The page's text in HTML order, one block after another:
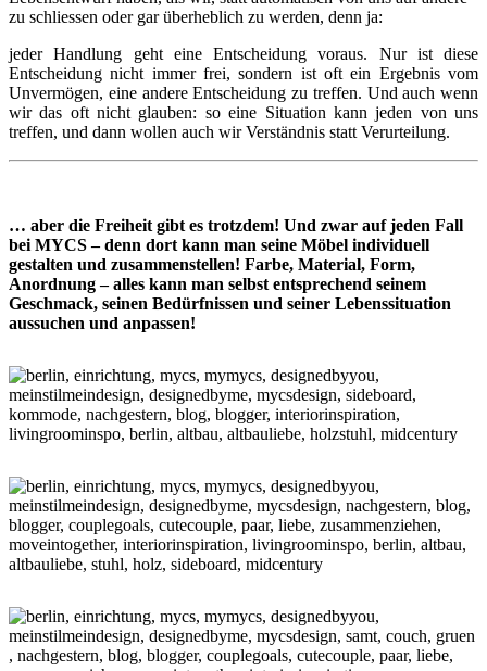
zu schliessen oder gar überheblich zu werden, denn ja:
jeder Handlung geht eine Entscheidung voraus. Nur ist diese
Entscheidung nicht immer frei, sondern ist oft ein Ergebnis vom
Unvermögen, eine andere Entscheidung zu treffen. Und auch wenn
wir das oft nicht glauben: so eine Situation kann jeden von uns
treffen, und dann wollen auch wir Verständnis statt Verurteilung.
… aber die Freiheit gibt es trotzdem! Und zwar auf jeden Fall
bei MYCS – denn dort kann man seine Möbel individuell
gestalten und zusammenstellen! Farbe, Material, Form,
Anordnung – alles kann man selbst entsprechend seinem
Geschmack, seinen Bedürfnissen und seiner Lebenssituation
aussuchen und anpassen!